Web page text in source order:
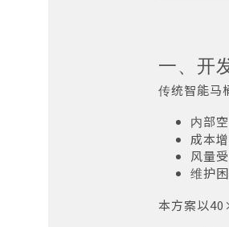
一、开
传统智能马
内部
成
风
维护
本方案以